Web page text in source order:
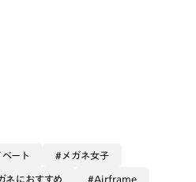
ベート メガネ女子
ネにおすすめ Airframe